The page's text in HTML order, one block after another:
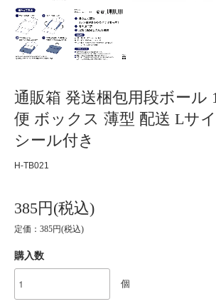
通販箱 発送梱包用段ボール
便 ボックス 薄型 配送 Lサ
シール付き
H-TB021
385円(税込)
定価：385円(税込)
購入数
個